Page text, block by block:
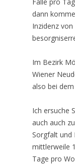
dann
Inzidenz
Im Bezirk
Wiener
also bei
Ich ersuche
auch auch
Sorgfalt und
mittlerweile
Tage pro